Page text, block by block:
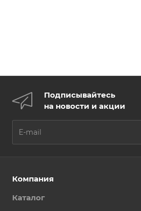
Подписывайтесь
на новости и акции
Компания
Каталог